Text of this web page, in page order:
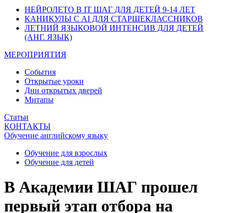
НЕЙРОЛЕТО В IT ШАГ ДЛЯ ДЕТЕЙ 9-14 ЛЕТ
КАНИКУЛЫ С AI ДЛЯ СТАРШЕКЛАССНИКОВ
ЛЕТНИЙ ЯЗЫКОВОЙ ИНТЕНСИВ ДЛЯ ДЕТЕЙ
(АНГ. ЯЗЫК)
МЕРОПРИЯТИЯ
События
Открытые уроки
Дни открытых дверей
Митапы
Статьи
КОНТАКТЫ
Обучение английскому языку
Обучение для взрослых
Обучение для детей
В Академии ШАГ прошел
первый этап отбора на